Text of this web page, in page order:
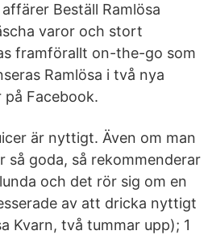
Beställ Ramlösa
varor och stort
framförallt on-the-go som
Ramlösa i två nya
Facebook.
är nyttigt. Även om man
så goda, så rekommenderar
och det rör sig om en
av att dricka nyttigt
Kvarn, två tummar upp); 1